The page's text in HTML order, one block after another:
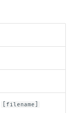
[filename]